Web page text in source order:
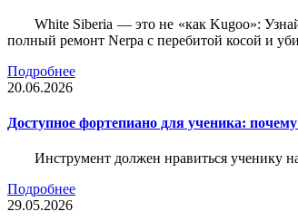
White Siberia — это не «как Kugoo»:
полный ремонт Nerpa с перебитой косой и
Подробнее
20.06.2026
Доступное фортепиано для ученика:
Инструмент должен нравиться ученику
Подробнее
29.05.2026